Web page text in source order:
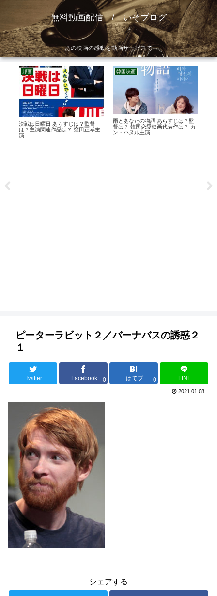
無料動画配信 / いそブログ
あの映画の感動を動画サービスで
邦画
決戦は日曜日 あらすじは？監督
は？主演関連作品は？ 窪田正孝主
演
韓国映画
雨とあなたの物語 あらすじは？監
督は？ 韓国恋愛映画代表作は？ カ
ン・ハヌル主演
ピーターラビット２／バーナバスの誘惑２
１
Twitter Facebook 0 はてブ 0 LINE
2021.01.08
シェアする